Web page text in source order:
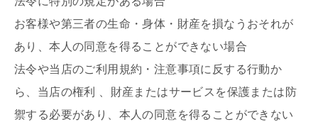
お客様や第三者の生命・身体・財産を損なうおそれが
あり、本人の同意を得ることができない場合
法令や当店のご利用規約・注意事項に反する行動か
ら、当店の権利 、財産またはサービスを保護または防
禦する必要があり、本人の同意を得ることができない